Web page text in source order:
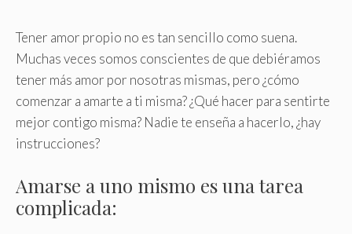
Tener amor propio no es tan sencillo como suena.
Muchas veces somos conscientes de que debiéramos
tener más amor por nosotras mismas, pero ¿cómo
comenzar a amarte a ti misma? ¿Qué hacer para sentirte
mejor contigo misma? Nadie te enseña a hacerlo, ¿hay
instrucciones?
Amarse a uno mismo es una tarea
complicada: